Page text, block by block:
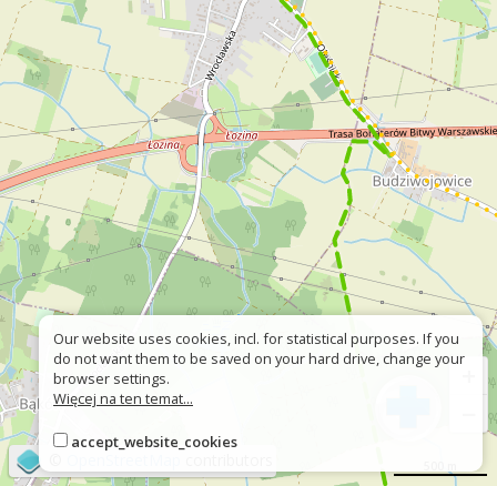
Our website uses cookies, incl. for statistical purposes. If you
do not want them to be saved on your hard drive, change your
browser settings.
Więcej na ten temat...
accept_website_cookies